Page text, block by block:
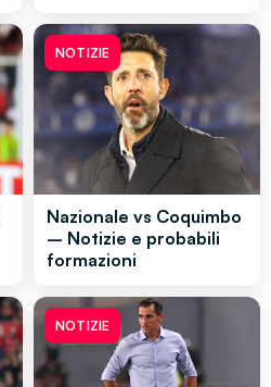
NOTIZIE
Nazionale vs Coquimbo
– Notizie e probabili
formazioni
NOTIZIE